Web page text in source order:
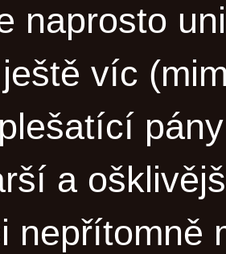
naprosto
víc
a
nepřítomně